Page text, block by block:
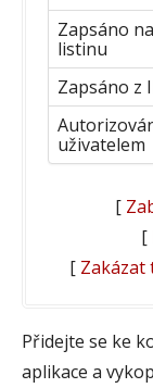
Zapsáno
listinu
Zapsáno z
uživatelem
[
[
[ Zakázat
Přidejte se ke
aplikace a